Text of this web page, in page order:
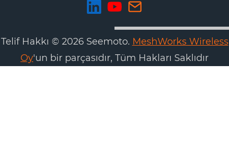
Telif Hakkı © 2026 Seemoto. MeshWorks Wireless
Oy'un bir parçasıdır, Tüm Hakları Saklıdır